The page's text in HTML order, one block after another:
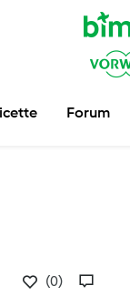
Forum
(0)